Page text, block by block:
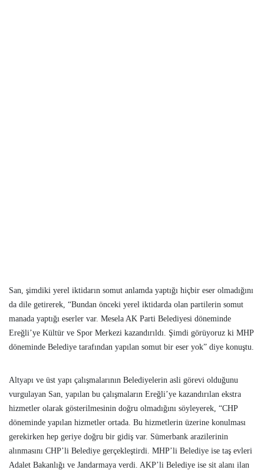
San, şimdiki yerel iktidarın somut anlamda yaptığı hiçbir eser olmadığını
da dile getirerek, “Bundan önceki yerel iktidarda olan partilerin somut
manada yaptığı eserler var. Mesela AK Parti Belediyesi döneminde
Ereğli’ye Kültür ve Spor Merkezi kazandırıldı. Şimdi görüyoruz ki MHP
döneminde Belediye tarafından yapılan somut bir eser yok” diye konuştu.
Altyapı ve üst yapı çalışmalarının Belediyelerin asli görevi olduğunu
vurgulayan San, yapılan bu çalışmaların Ereğli’ye kazandırılan ekstra
hizmetler olarak gösterilmesinin doğru olmadığını söyleyerek, “CHP
döneminde yapılan hizmetler ortada. Bu hizmetlerin üzerine konulması
gerekirken hep geriye doğru bir gidiş var. Sümerbank arazilerinin
alınmasını CHP’li Belediye gerçekleştirdi. MHP’li Belediye ise taş evleri
Adalet Bakanlığı ve Jandarmaya verdi. AKP’li Belediye ise sit alanı ilan